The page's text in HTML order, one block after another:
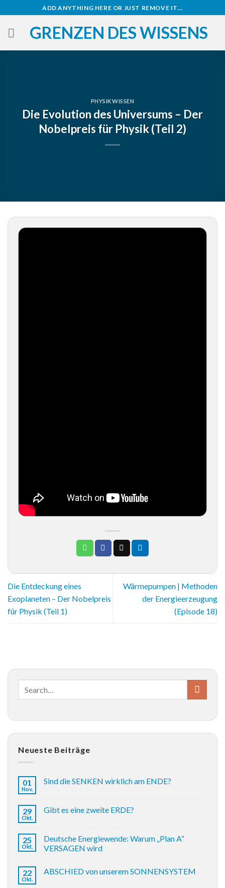
springen
ADD ANYTHING HERE OR JUST REMOVE IT...
GRENZEN DES WISSENS
PHYSIKWISSEN
Die Evolution des Universums – Der
Nobelpreis für Physik (Teil 2)
Die Entdeckung eines
Exoplaneten – Der Nobelpreis
für Physik (Teil 1)
Wärmepumpen | Methoden
der Energieerzeugung
(Episode 18)
Neueste Beiträge
01
Nov.
Sind die SENKEN wirklich am ENDE?
29
Okt.
Gibt es eine zweite ERDE?
25
Okt.
Deutsche Energiewende: Warum „Plan A“
VERSAGEN wird
22
Okt.
ABSCHIED von unserem SONNENSYSTEM